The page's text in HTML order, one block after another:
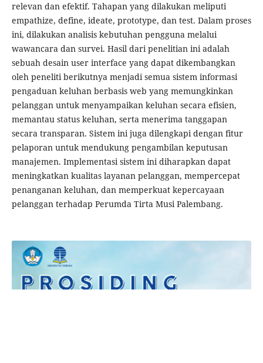
relevan dan efektif. Tahapan yang dilakukan meliputi
empathize, define, ideate, prototype, dan test. Dalam proses
ini, dilakukan analisis kebutuhan pengguna melalui
wawancara dan survei. Hasil dari penelitian ini adalah
sebuah desain user interface yang dapat dikembangkan
oleh peneliti berikutnya menjadi semua sistem informasi
pengaduan keluhan berbasis web yang memungkinkan
pelanggan untuk menyampaikan keluhan secara efisien,
memantau status keluhan, serta menerima tanggapan
secara transparan. Sistem ini juga dilengkapi dengan fitur
pelaporan untuk mendukung pengambilan keputusan
manajemen. Implementasi sistem ini diharapkan dapat
meningkatkan kualitas layanan pelanggan, mempercepat
penanganan keluhan, dan memperkuat kepercayaan
pelanggan terhadap Perumda Tirta Musi Palembang.